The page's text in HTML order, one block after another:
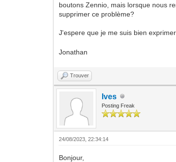
boutons Zennio, mais lorsque nous
supprimer ce problème?
J'espere que je me suis bien
Jonathan
Trouver
Ives
Posting Freak
24/08/2023, 22:34:14
Bonjour,